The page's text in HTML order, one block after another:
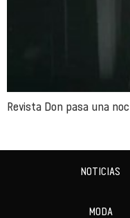
Revista Don pasa una
NOTICIAS
MODA